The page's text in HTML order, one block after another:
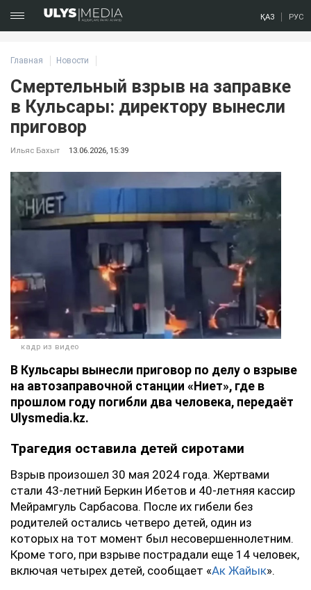
ҚАЗ РУС
Главная Новости
Смертельный взрыв на заправке
в Кульсары: директору вынесли
приговор
Ильяс Бахыт 13.06.2026, 15:39
кадр из видео
В Кульсары вынесли приговор по делу о взрыве
на автозаправочной станции «Ниет», где в
прошлом году погибли два человека, передаёт
Ulysmedia.kz.
Трагедия оставила детей сиротами
Взрыв произошел 30 мая 2024 года. Жертвами
стали 43-летний Беркин Ибетов и 40-летняя кассир
Мейрамгуль Сарбасова. После их гибели без
родителей остались четверо детей, один из
которых на тот момент был несовершеннолетним.
Кроме того, при взрыве пострадали еще 14 человек,
включая четырех детей, сообщает «Ак Жайык».